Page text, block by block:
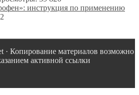
инструкция по применению
· Копирование материалов возможно
активной ссылки